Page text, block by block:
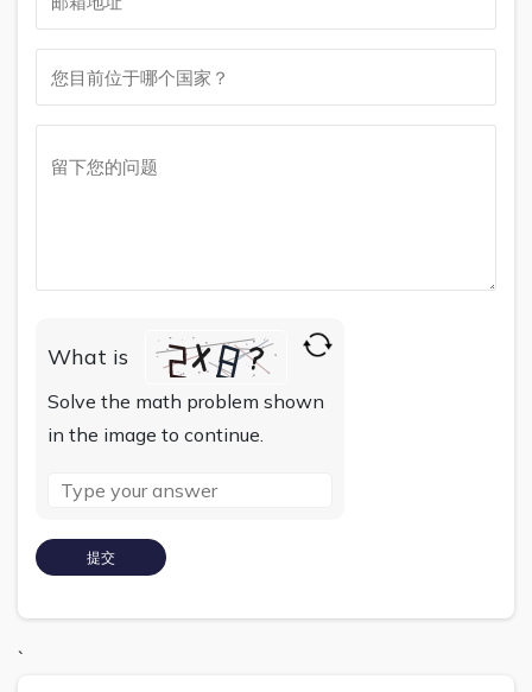
What is
Solve the math problem shown
in the image to continue.
`